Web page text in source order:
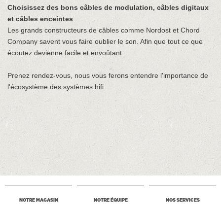
Choisissez des bons câbles de modulation, câbles digitaux
et câbles enceintes
Les grands constructeurs de câbles comme Nordost et Chord
Company savent vous faire oublier le son. Afin que tout ce que
écoutez devienne facile et envoûtant.
Prenez rendez-vous, nous vous ferons entendre l'importance de
l'écosystème des systèmes hifi.
NOTRE MAGASIN NOTRE ÉQUIPE NOS SERVICES